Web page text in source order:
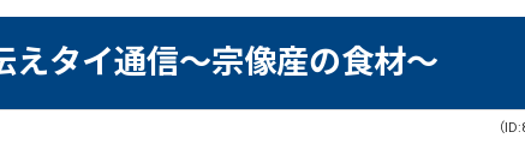
えタイ通信～宗像産の食材～
（